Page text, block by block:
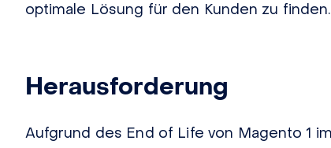
optimale Lösung für den Kunden zu finden.
Herausforderung
Aufgrund des End of Life von Magento 1